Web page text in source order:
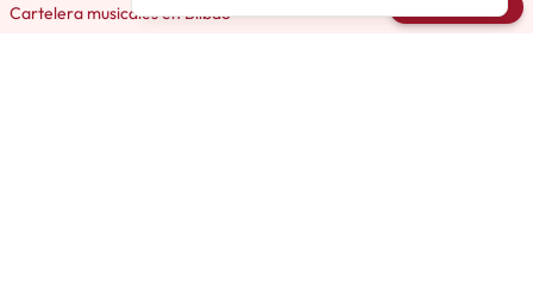
Cartelera musicales en Bilbao